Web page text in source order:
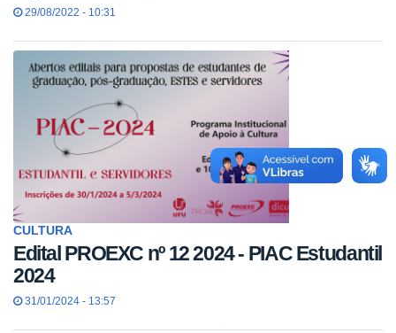
29/08/2022 - 10:31
CULTURA
Edital PROEXC nº 12 2024 - PIAC Estudantil
2024
31/01/2024 - 13:57